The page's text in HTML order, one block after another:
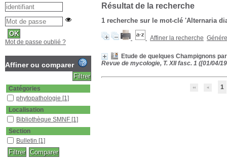
Résultat de la recherche
1 recherche sur le mot-clé 'Alternaria
Affiner la recherche
Etude de quelques Champignons
Revue de mycologie, T. XII fasc. 1 ([01/04/
1
Mot de passe oublié ?
Affiner ou comparer
Catégories
phytopathologie [1]
Localisation
Bibliothèque SMNF [1]
Section
Bulletin [1]